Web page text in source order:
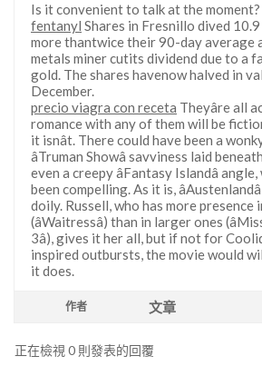
Is it convenient to talk at the moment?
fentanyl Shares in Fresnillo dived
more thantwice their 90-day average
metals miner cutits dividend due to a
gold. The shares havenow halved in
December.
precio viagra con receta Theyâre all
romance with any of them will be
it isnât. There could have been a
âTruman Showâ savviness laid
even a creepy âFantasy Islandâ
been compelling. As it is,
doily. Russell, who has more presence
(âWaitressâ) than in larger ones
3â), gives it her all, but if not for
inspired outbursts, the movie would
it does.
作者 文章
正在檢視 0 則發表的回覆